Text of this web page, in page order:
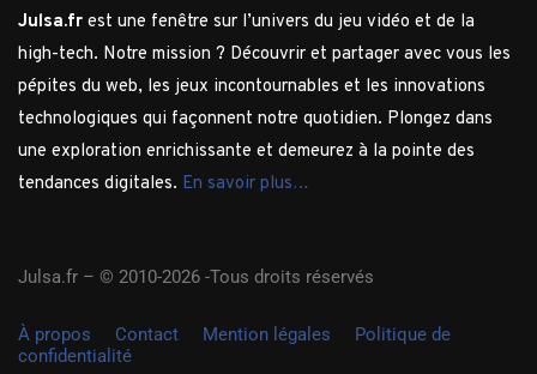
Julsa.fr est une fenêtre sur l’univers du jeu vidéo et de la
high-tech. Notre mission ? Découvrir et partager avec vous les
pépites du web, les jeux incontournables et les innovations
technologiques qui façonnent notre quotidien. Plongez dans
une exploration enrichissante et demeurez à la pointe des
tendances digitales. En savoir plus…
Julsa.fr – © 2010-2026 -Tous droits réservés
À propos Contact Mention légales
Politique de
confidentialité